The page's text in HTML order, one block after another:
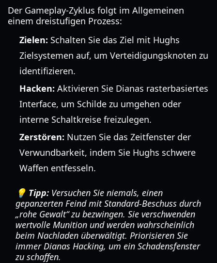
Der Gameplay-Zyklus folgt im Allgemeinen
einem dreistufigen Prozess:
Zielen: Schalten Sie das Ziel mit Hughs
Zielsystemen auf, um Verteidigungsknoten zu
identifizieren.
Hacken: Aktivieren Sie Dianas rasterbasiertes
Interface, um Schilde zu umgehen oder
interne Schaltkreise freizulegen.
Zerstören: Nutzen Sie das Zeitfenster der
Verwundbarkeit, indem Sie Hughs schwere
Waffen entfesseln.
💡 Tipp: Versuchen Sie niemals, einen
gepanzerten Feind mit Standard-Beschuss durch
„rohe Gewalt“ zu bezwingen. Sie verschwenden
wertvolle Munition und werden wahrscheinlich
beim Nachladen überwältigt. Priorisieren Sie
immer Dianas Hacking, um ein Schadensfenster
zu schaffen.